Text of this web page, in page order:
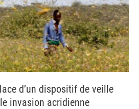
d’un dispositif de veille
invasion acridienne